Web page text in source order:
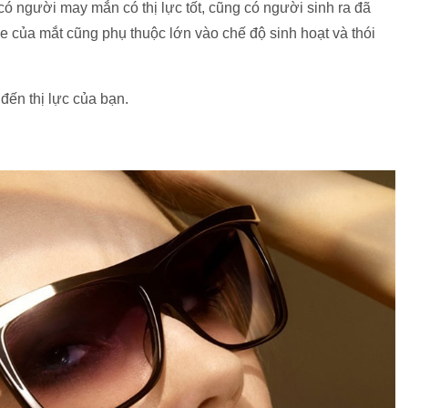
người may mắn có thị lực tốt, cũng có người sinh ra đã
mắt cũng phụ thuộc lớn vào chế độ sinh hoạt và thói
thị lực của bạn.